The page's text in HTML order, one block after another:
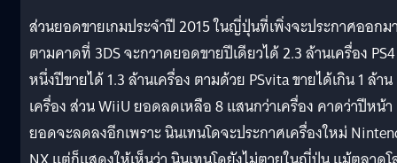
ส่วนยอดขายเกมประจำปี 2015 ในญี่ปุ่นที่เพิ่งจะประกาศออกม
ตามคาดที่ 3DS จะกวาดยอดขายปีเดียวได้ 2.3 ล้านเครื่อง PS4
หนึ่งปีขายได้ 1.3 ล้านเครื่อง ตามด้วย PSvita ขายได้เกิน 1 ล้าน
เครื่อง ส่วน WiiU ยอดลดเหลือ 8 แสนกว่าเครื่อง คาดว่าปีหน้า
ยอดจะลดลงอีกเพราะ นินเทนโดจะประกาศเครื่องใหม่